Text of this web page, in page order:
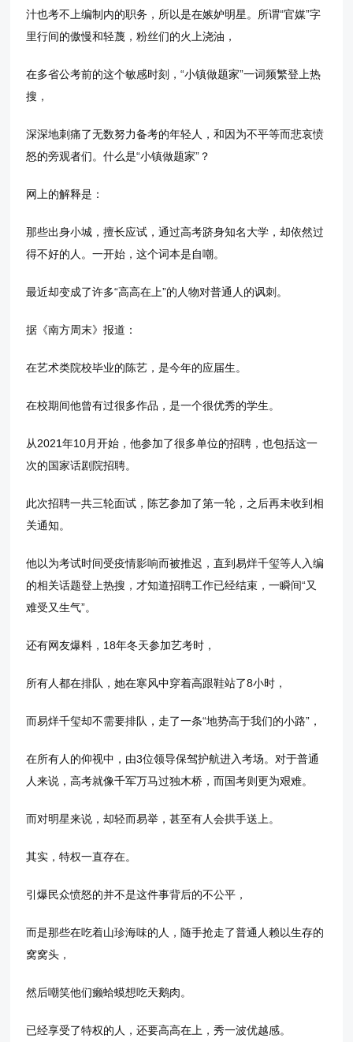
汁也考不上编制内的职务，所以是在嫉妒明星。所谓“官媒”字
里行间的傲慢和轻蔑，粉丝们的火上浇油，
在多省公考前的这个敏感时刻，“小镇做题家”一词频繁登上热
搜，
深深地刺痛了无数努力备考的年轻人，和因为不平等而悲哀愤
怒的旁观者们。什么是“小镇做题家”？
网上的解释是：
那些出身小城，擅长应试，通过高考跻身知名大学，却依然过
得不好的人。一开始，这个词本是自嘲。
最近却变成了许多“高高在上”的人物对普通人的讽刺。
据《南方周末》报道：
在艺术类院校毕业的陈艺，是今年的应届生。
在校期间他曾有过很多作品，是一个很优秀的学生。
从2021年10月开始，他参加了很多单位的招聘，也包括这一
次的国家话剧院招聘。
此次招聘一共三轮面试，陈艺参加了第一轮，之后再未收到相
关通知。
他以为考试时间受疫情影响而被推迟，直到易烊千玺等人入编
的相关话题登上热搜，才知道招聘工作已经结束，一瞬间“又
难受又生气”。
还有网友爆料，18年冬天参加艺考时，
所有人都在排队，她在寒风中穿着高跟鞋站了8小时，
而易烊千玺却不需要排队，走了一条“地势高于我们的小路”，
在所有人的仰视中，由3位领导保驾护航进入考场。对于普通
人来说，高考就像千军万马过独木桥，而国考则更为艰难。
而对明星来说，却轻而易举，甚至有人会拱手送上。
其实，特权一直存在。
引爆民众愤怒的并不是这件事背后的不公平，
而是那些在吃着山珍海味的人，随手抢走了普通人赖以生存的
窝窝头，
然后嘲笑他们癞蛤蟆想吃天鹅肉。
已经享受了特权的人，还要高高在上，秀一波优越感。